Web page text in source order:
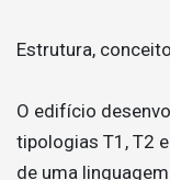
Estrutura,
O edifício
tipologias T1, T2
de uma